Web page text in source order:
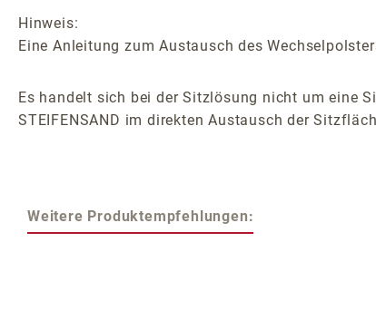
Hinweis:
Eine Anleitung zum Austausch des
Es handelt sich bei der Sitzlösung nicht um eine
STEIFENSAND im direkten Austausch der
Weitere Produktempfehlungen: